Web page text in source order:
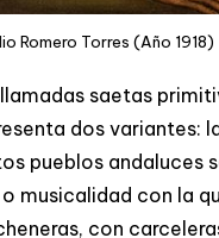
Romero Torres (Año 1918)
saetas
dos variantes:
pueblos andaluces
musicalidad con la
con